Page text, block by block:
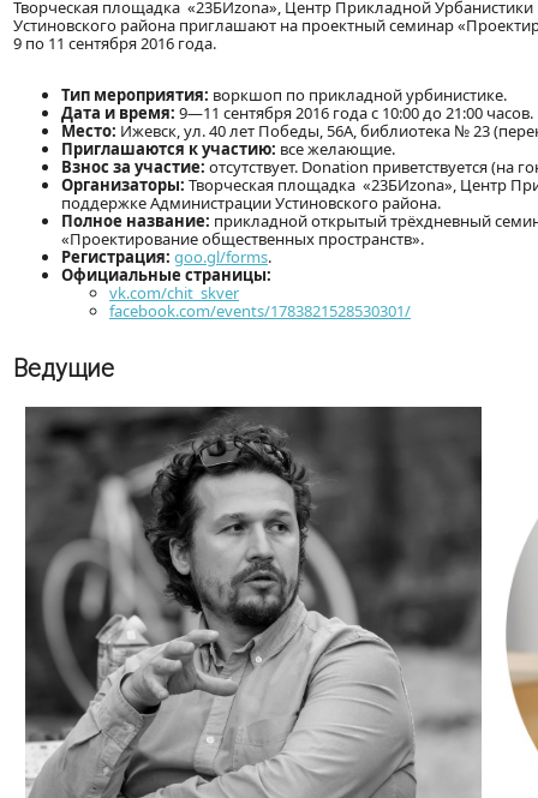
Творческая площадка «23БИzona», Центр Прикладной
Устиновского района приглашают на проектный семинар
9 по 11 сентября 2016 года.
Тип мероприятия: воркшоп по прикладной урбинистике.
Дата и время: 9—11 сентября 2016 года с 10:00 до 21:00 часов.
Место: Ижевск, ул. 40 лет Победы, 56А, библиотека № 23
Приглашаются к участию: все желающие.
Взнос за участие: отсутствует. Donation приветствуется (на
Организаторы: Творческая площадка «23БИzona», Центр
поддержке Администрации Устиновского района.
Полное название: прикладной открытый трёхдневный
«Проектирование общественных пространств».
Регистрация: goo.gl/forms.
Официальные страницы:
vk.com/chit_skver
facebook.com/events/1783821528530301/
Ведущие